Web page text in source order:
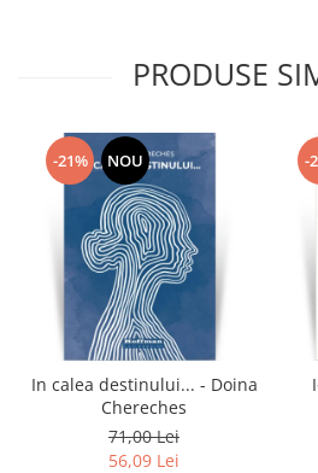
PRODUSE
-21% NOU
In calea destinului... - Doina
Chereches
71,00 Lei
56,09 Lei
-